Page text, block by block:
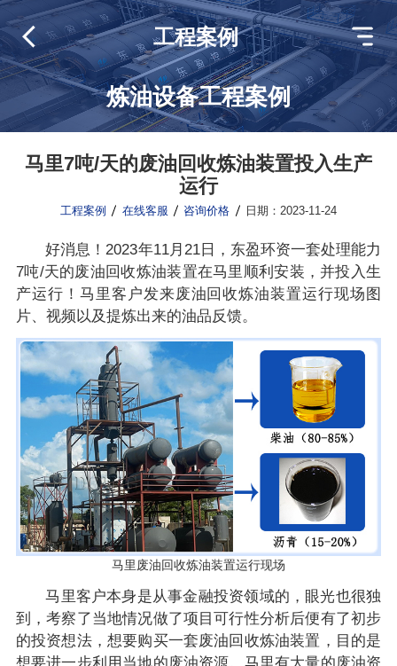
炼油设备工程案例
工程案例
马里7吨/天的废油回收炼油装置投入生产
运行
工程案例 在线客服 咨询价格 日期：2023-11-24
好消息！2023年11月21日，东盈环资一套处理能力
7吨/天的废油回收炼油装置在马里顺利安装，并投入生
产运行！马里客户发来废油回收炼油装置运行现场图
片、视频以及提炼出来的油品反馈。
马里废油回收炼油装置运行现场
马里客户本身是从事金融投资领域的，眼光也很独
到，考察了当地情况做了项目可行性分析后便有了初步
的投资想法，想要购买一套废油回收炼油装置，目的是